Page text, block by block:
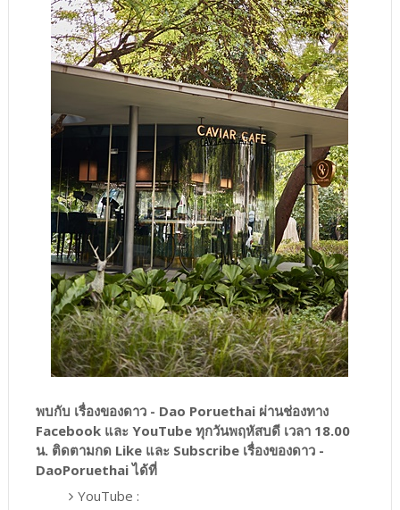
พบกับ เรื่องของดาว - Dao Poruethai ผ่านช่องทาง
Facebook และ YouTube ทุกวันพฤหัสบดี เวลา 18.00
น. ติดตามกด Like และ Subscribe เรื่องของดาว -
DaoPoruethai ได้ที่
YouTube :